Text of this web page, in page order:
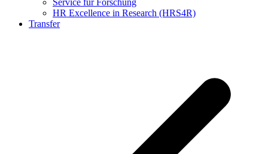
Service für Forschung
HR Excellence in Research (HRS4R)
Transfer